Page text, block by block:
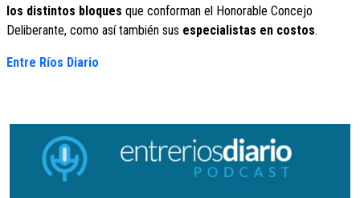
los distintos bloques que conforman el Honorable Concejo
Deliberante, como así también sus especialistas en costos.
Entre Ríos Diario